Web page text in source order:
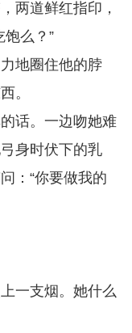
两道鲜红指印，
么？”
地圈住他的脖
。
话。一边吻她难
身时伏下的乳
：“你要做我的
一支烟。她什么